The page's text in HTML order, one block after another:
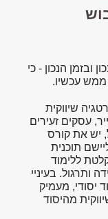
ובזמן הנכון - כי
עכשיו.
שיווקית
עסקים זעירים
יש את קורס
תוכנית
ללימוד
ותרגול. בעיניי
יסודי, מעמיק
מהיסוד